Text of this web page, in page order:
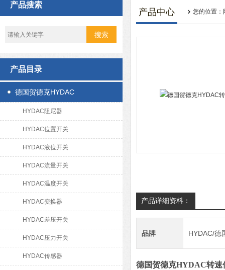
产品搜索
产品目录
德国贺德克HYDAC
HYDAC阻尼器
HYDAC位置开关
HYDAC液位开关
HYDAC流量开关
HYDAC温度开关
HYDAC变换器
HYDAC差压开关
HYDAC压力开关
HYDAC传感器
产品中心 您的位置：
产品详细资料：
品牌 HYDAC/德
德国贺德克HYDAC转速